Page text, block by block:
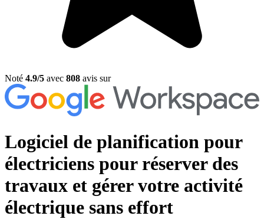
Noté 4.9/5 avec 808 avis sur
Logiciel de planification pour
électriciens pour réserver des
travaux et gérer votre activité
électrique sans effort